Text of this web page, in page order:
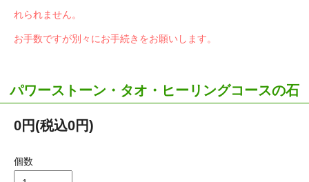
れられません。
お手数ですが別々にお手続きをお願いします。
パワーストーン・タオ・ヒーリングコースの石
0円(税込0円)
個数